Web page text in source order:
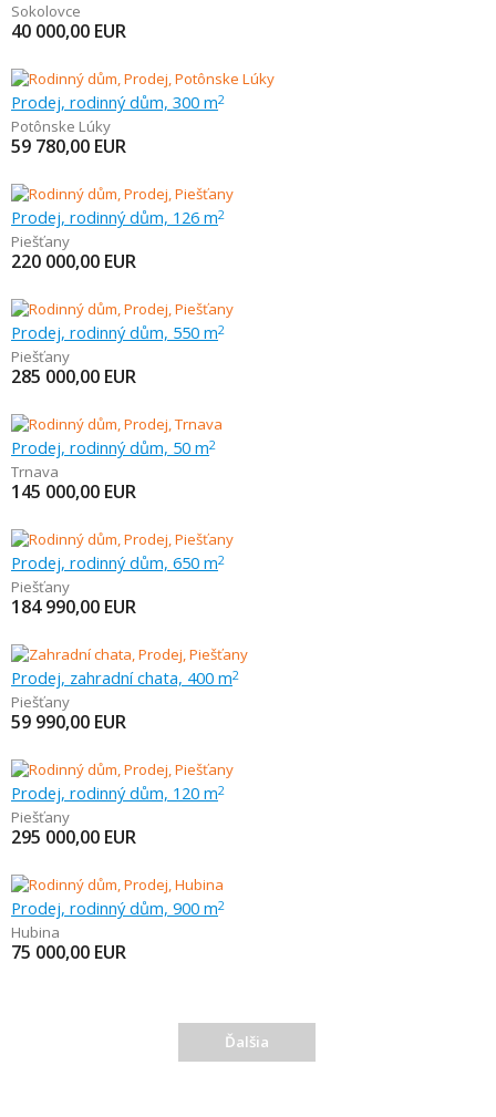
Sokolovce
40 000,00 EUR
Prodej, rodinný dům, 300 m2
Potônske Lúky
59 780,00 EUR
Prodej, rodinný dům, 126 m2
Piešťany
220 000,00 EUR
Prodej, rodinný dům, 550 m2
Piešťany
285 000,00 EUR
Prodej, rodinný dům, 50 m2
Trnava
145 000,00 EUR
Prodej, rodinný dům, 650 m2
Piešťany
184 990,00 EUR
Prodej, zahradní chata, 400 m2
Piešťany
59 990,00 EUR
Prodej, rodinný dům, 120 m2
Piešťany
295 000,00 EUR
Prodej, rodinný dům, 900 m2
Hubina
75 000,00 EUR
Ďalšia